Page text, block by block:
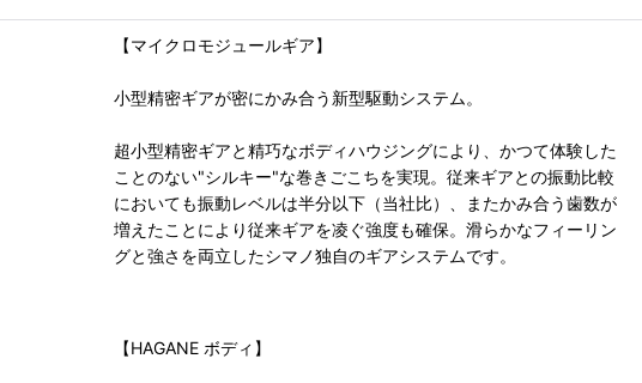
【マイクロモジュールギア】
小型精密ギアが密にかみ合う新型駆動システム。
超小型精密ギアと精巧なボディハウジングにより、かつて体験した
ことのない"シルキー"な巻きごこちを実現。従来ギアとの振動比較
においても振動レベルは半分以下（当社比）、またかみ合う歯数が
増えたことにより従来ギアを凌ぐ強度も確保。滑らかなフィーリン
グと強さを両立したシマノ独自のギアシステムです。
【HAGANE ボディ】